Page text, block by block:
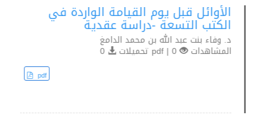
الأوائل قبل يوم القيامة الواردة في
الكتب التسعة -دراسة عقدية
د. وفاء بنت عبد الله بن محمد الدامغ
المشاهدات 0 | pdf تحميلات
pdf